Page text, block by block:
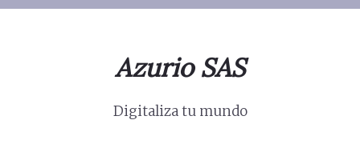
Azurio SAS
Digitaliza tu mundo